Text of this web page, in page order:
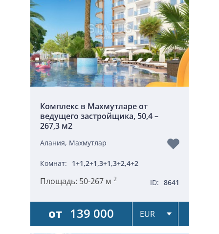
Комплекс в Махмутларе от
ведущего застройщика, 50,4 –
267,3 м2
Алания, Махмутлар
Комнат: 1+1,2+1,3+1,3+2,4+2
Площадь: 50-267 м 2 ID: 8641
от 139 000